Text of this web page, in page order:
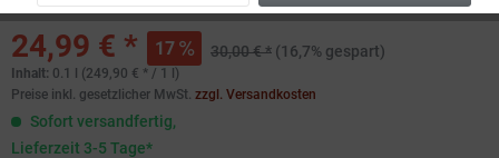
24,99 € * 17 30,00 € * (16,7% gespart)
Inhalt: 0.1 l (249,90 € * / 1 l)
Preise inkl. gesetzlicher MwSt. zzgl. Versandkosten
Sofort versandfertig,
Lieferzeit 3-5 Tage*